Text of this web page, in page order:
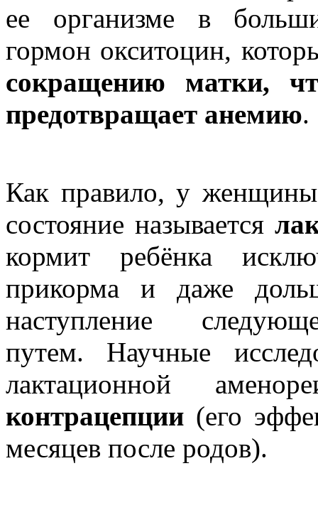
ее организме в
гормон окситоцин,
сокращению матки,
предотвращает анемию.
Как правило, у
состояние называется
кормит ребёнка
прикорма и даже
наступление
путем. Научные
лактационной
контрацепции (его
месяцев после родов).